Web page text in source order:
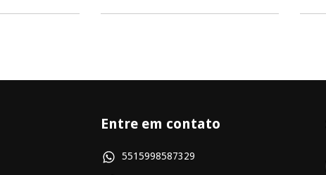
Entre em contato
5515998587329